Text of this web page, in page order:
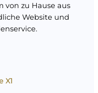
von zu Hause aus
Website und
X1